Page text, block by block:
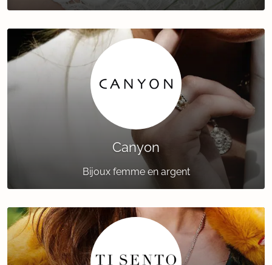
Canyon
Bijoux femme en argent